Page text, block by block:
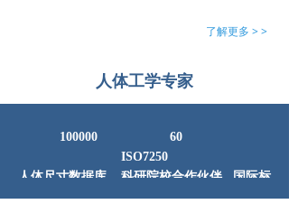
100000 60
ISO7250
人体尺寸数据库 科研院校合作伙伴 国际标
准
人体工学专家
了解更多 > >